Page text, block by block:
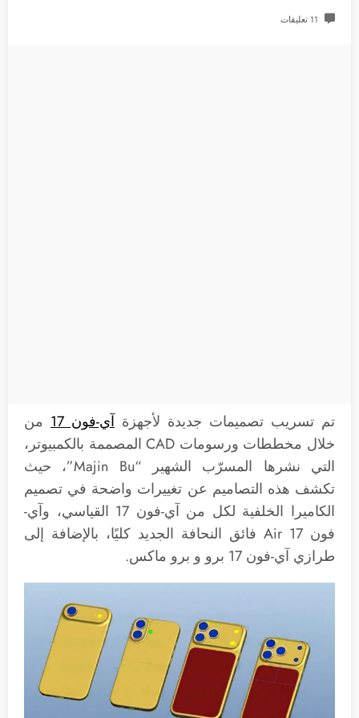
11 تعليقات
تم تسريب تصميمات جديدة لأجهزةآي-فون 17
من
خلال مخططات ورسومات CAD المصممة بالكمبيوتر،
التي نشرها المسرّب الشهير “Majin Bu”، حيث
تكشف هذه التصاميم عن تغييرات واضحة في تصميم
الكاميرا الخلفية لكل من آي-فون 17 القياسي، وآي-
فون 17 Air فائق النحافة الجديد كليًا، بالإضافة إلى
طرازي آي-فون 17 برو و برو ماكس.